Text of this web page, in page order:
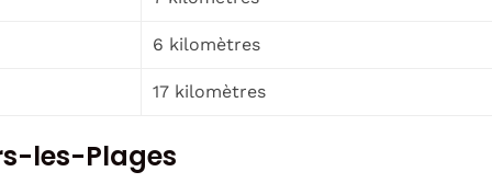
6 kilomètres
17 kilomètres
les-Plages